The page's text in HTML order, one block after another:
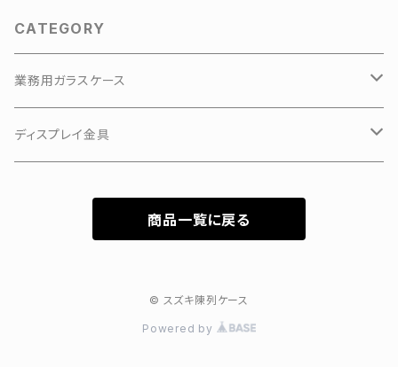
CATEGORY
業務用ガラスケース
KKKアルミアップケース
カラーフレーム3Hガラスショーケース
ディスプレイ金具
商品一覧に戻る
© スズキ陳列ケース
Powered by